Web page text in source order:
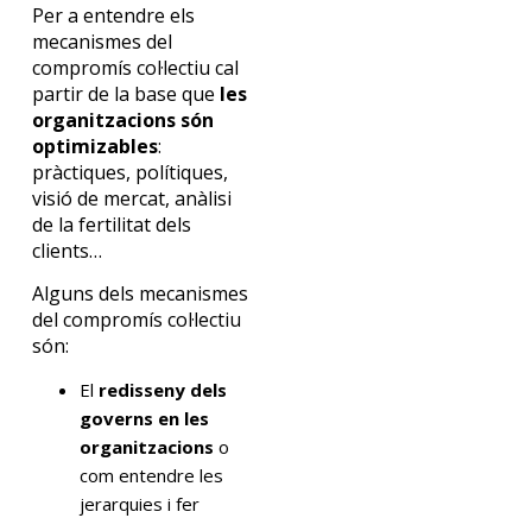
Per a entendre els
mecanismes del
compromís col·lectiu cal
partir de la base que les
organitzacions són
optimizables:
pràctiques, polítiques,
visió de mercat, anàlisi
de la fertilitat dels
clients…
Alguns dels mecanismes
del compromís col·lectiu
són:
El redisseny dels
governs en les
organitzacions o
com entendre les
jerarquies i fer